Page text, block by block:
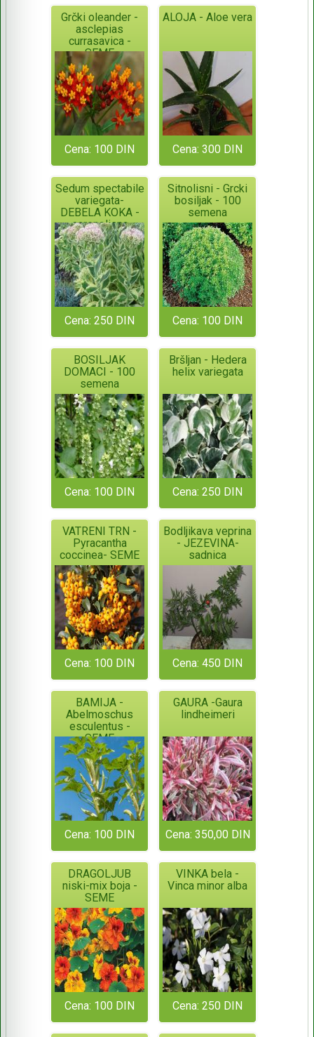
Grčki oleander -
asclepias
currasavica -
SEME
Cena: 100 DIN
ALOJA - Aloe vera
Cena: 300 DIN
Sedum spectabile
variegata-
DEBELA KOKA -
sarenolisna
Cena: 250 DIN
Sitnolisni - Grcki
bosiljak - 100
semena
Cena: 100 DIN
BOSILJAK
DOMACI - 100
semena
Cena: 100 DIN
Bršljan - Hedera
helix variegata
Cena: 250 DIN
VATRENI TRN -
Pyracantha
coccinea- SEME
Cena: 100 DIN
Bodljikava veprina
- JEZEVINA-
sadnica
Cena: 450 DIN
BAMIJA -
Abelmoschus
esculentus -
SEME
Cena: 100 DIN
GAURA -Gaura
lindheimeri
Cena: 350,00 DIN
DRAGOLJUB
niski-mix boja -
SEME
Cena: 100 DIN
VINKA bela -
Vinca minor alba
Cena: 250 DIN